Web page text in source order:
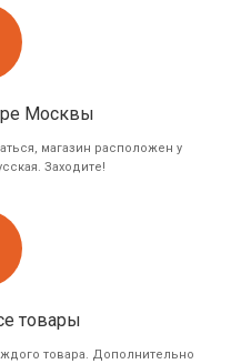
Москвы
магазин расположен у
Заходите!
товары
товара. Дополнительно